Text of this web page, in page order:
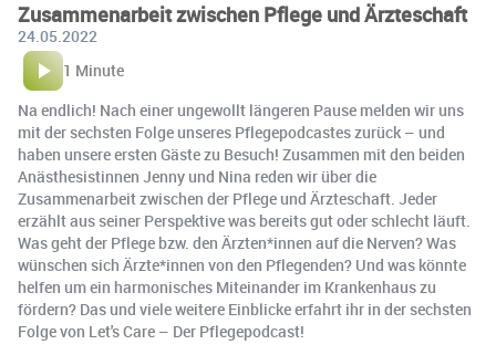
Zusammenarbeit zwischen Pflege und Ärzteschaft
24.05.2022
1 Minute
Na endlich! Nach einer ungewollt längeren Pause melden wir uns
mit der sechsten Folge unseres Pflegepodcastes zurück – und
haben unsere ersten Gäste zu Besuch! Zusammen mit den beiden
Anästhesistinnen Jenny und Nina reden wir über die
Zusammenarbeit zwischen der Pflege und Ärzteschaft. Jeder
erzählt aus seiner Perspektive was bereits gut oder schlecht läuft.
Was geht der Pflege bzw. den Ärzten*innen auf die Nerven? Was
wünschen sich Ärzte*innen von den Pflegenden? Und was könnte
helfen um ein harmonisches Miteinander im Krankenhaus zu
fördern? Das und viele weitere Einblicke erfahrt ihr in der sechsten
Folge von Let's Care – Der Pflegepodcast!